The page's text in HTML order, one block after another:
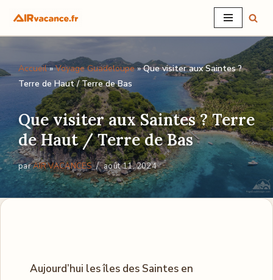
Aller
contenu
Accueil»Voyage Guadeloupe»Que visiter aux Saintes ?
Terre de Haut / Terre de Bas
Que visiter aux Saintes ? Terre
de Haut / Terre de Bas
parAIR VACANCES août 11, 2024
Aujourd’hui les îles des Saintes en